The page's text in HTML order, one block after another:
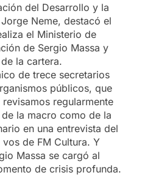
del Desarrollo y la
Neme, destacó el
el Ministerio de
de Sergio Massa y
la cartera.
de trece secretarios
públicos, que
regularmente
la macro como de la
en una entrevista del
de FM Cultura. Y
Massa se cargó al
de crisis profunda.